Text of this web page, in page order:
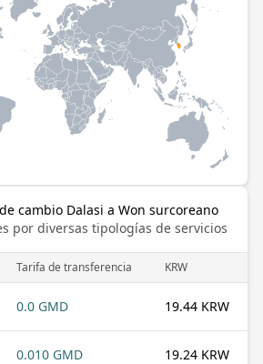
cambio Dalasi a Won surcoreano
por diversas tipologías de servicios
Tarifa de transferencia KRW
0.0 GMD 19.44 KRW
0.010 GMD 19.24 KRW